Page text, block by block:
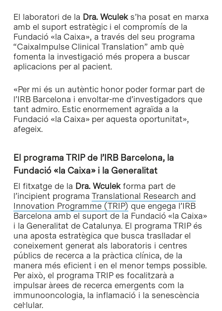
El laboratori de la Dra. Wculeks’ha posat en marxa
amb el suport estratègic i el compromís de la
Fundació «la Caixa», a través del seu programa
“CaixaImpulse Clinical Translation” amb què
fomenta la investigació més propera a buscar
aplicacions per al pacient.
«Per mi és un autèntic honor poder formar part de
l’IRB Barcelona i envoltar-me d’investigadors que
tant admiro. Estic enormement agraïda a la
Fundació «la Caixa» per aquesta oportunitat»,
afegeix.
El programa TRIP de l’IRB Barcelona, la
Fundació «la Caixa» i la Generalitat
El fitxatge de la Dra. Wculekforma part de
l’incipient programa Translational Research and
Innovation Programme (TRIP) que engega l’IRB
Barcelona amb el suport de la Fundació «la Caixa»
i la Generalitat de Catalunya. El programa TRIP és
una aposta estratègica que busca traslladar el
coneixement generat als laboratoris i centres
públics de recerca a la pràctica clínica, de la
manera més eficient i en el menor temps possible.
Per això, el programa TRIP es focalitzarà a
impulsar àrees de recerca emergents com la
immunooncologia, la inflamació i la senescència
cel·lular.